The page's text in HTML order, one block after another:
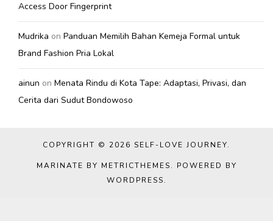
Access Door Fingerprint
Mudrika on Panduan Memilih Bahan Kemeja Formal untuk
Brand Fashion Pria Lokal
ainun on Menata Rindu di Kota Tape: Adaptasi, Privasi, dan
Cerita dari Sudut Bondowoso
COPYRIGHT © 2026 SELF-LOVE JOURNEY.
MARINATE BY METRICTHEMES. POWERED BY
WORDPRESS.